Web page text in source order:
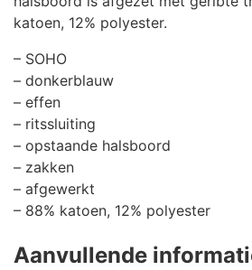
katoen, 12% polyester.
– SOHO
– donkerblauw
– effen
– ritssluiting
– opstaande halsboord
– zakken
– afgewerkt
– 88% katoen, 12% polyester
Aanvullende